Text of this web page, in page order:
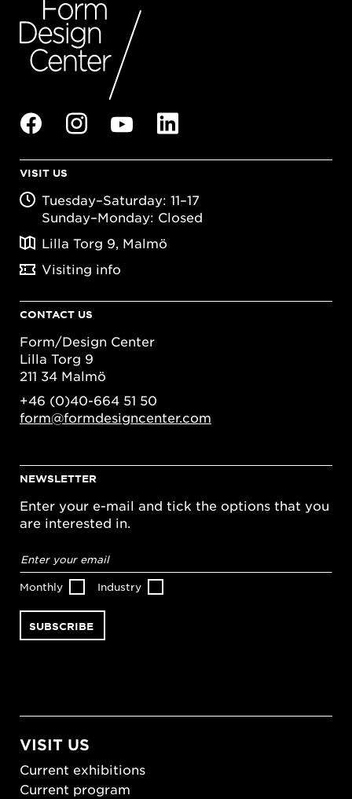
VISIT US
Tuesday–Saturday: 11–17
Sunday–Monday: Closed
Lilla Torg 9, Malmö
Visiting info
CONTACT US
Form/Design Center
Lilla Torg 9
211 34 Malmö
+46 (0)40-664 51 50
form@formdesigncenter.com
NEWSLETTER
Enter your e-mail and tick the options that you
are interested in.
address*
Monthly Industry
VISIT US
Current exhibitions
Current program